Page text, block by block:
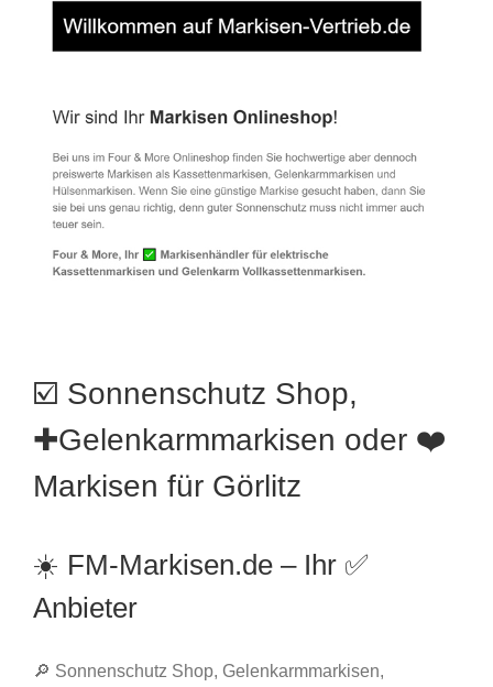
☑️ Sonnenschutz Shop,
✚Gelenkarmmarkisen oder ❤️
Markisen für Görlitz
☀️ FM-Markisen.de – Ihr ✅
Anbieter
🔎 Sonnenschutz Shop, Gelenkarmmarkisen,